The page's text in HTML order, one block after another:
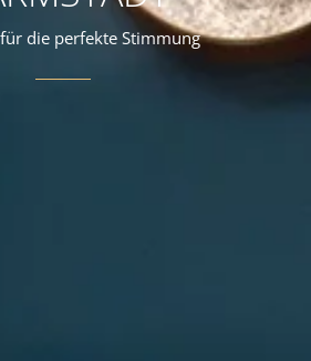
die perfekte Stimmung